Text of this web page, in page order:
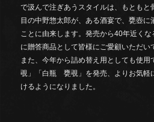
で汲んで注ぎあうスタイルは、もともと
目の中野惣太郎が、ある酒宴で、甕壺に
ことに由来します。発売から40年近く
に贈答商品として皆様にご愛顧いただい
また、今年から詰め替え用としても使
覗」「白瓶 甕覗」を発売、よりお気軽
けるようになりました。